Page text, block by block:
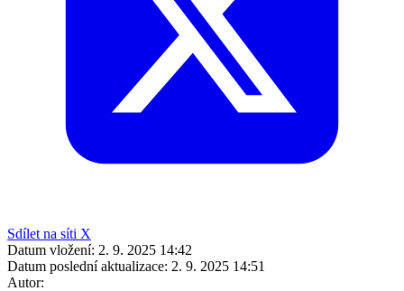
Sdílet na síti X
Datum vložení: 2. 9. 2025 14:42
Datum poslední aktualizace: 2. 9. 2025 14:51
Autor: